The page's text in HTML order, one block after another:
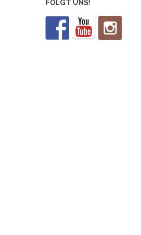
FOLGT UNS!